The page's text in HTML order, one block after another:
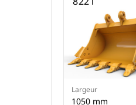
Largeur
1050 mm